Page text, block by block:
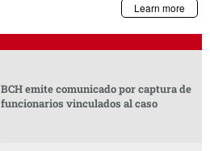
BCH emite comunicado por captura de
funcionarios vinculados al caso